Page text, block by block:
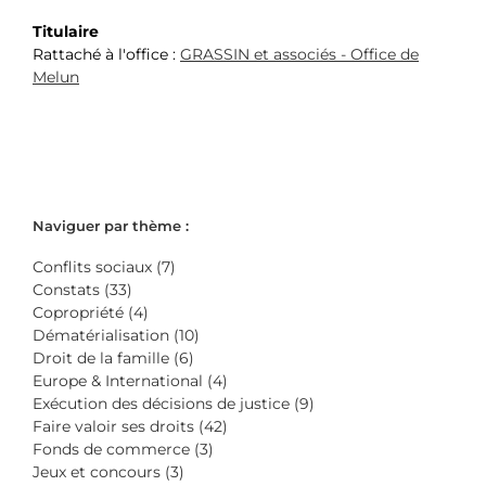
Titulaire
Rattaché à l'office : GRASSIN et associés - Office de
Melun
Naviguer par thème :
Conflits sociaux (7)
Constats (33)
Copropriété (4)
Dématérialisation (10)
Droit de la famille (6)
Europe & International (4)
Exécution des décisions de justice (9)
Faire valoir ses droits (42)
Fonds de commerce (3)
Jeux et concours (3)